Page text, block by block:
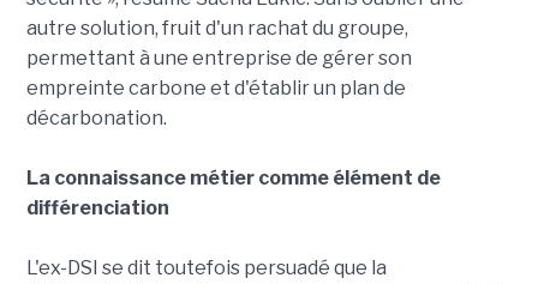
autre solution, fruit d'un rachat du groupe,
permettant à une entreprise de gérer son
empreinte carbone et d'établir un plan de
décarbonation.
La connaissance métier comme élément de
différenciation
L'ex-DSI se dit toutefois persuadé que la